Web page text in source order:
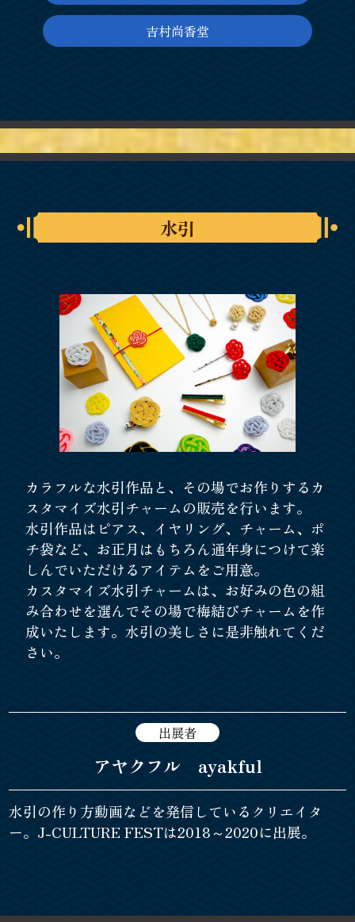
吉村尚香堂
水引
カラフルな水引作品と、その場でお作りするカ
スタマイズ水引チャームの販売を行います。
水引作品はピアス、イヤリング、チャーム、ポ
チ袋など、お正月はもちろん通年身につけて楽
しんでいただけるアイテムをご用意。
カスタマイズ水引チャームは、お好みの色の組
み合わせを選んでその場で梅結びチャームを作
成いたします。水引の美しさに是非触れてくだ
さい。
出展者
アヤクフル ayakful
水引の作り方動画などを発信しているクリエイタ
ー。J-CULTURE FESTは2018～2020に出展。